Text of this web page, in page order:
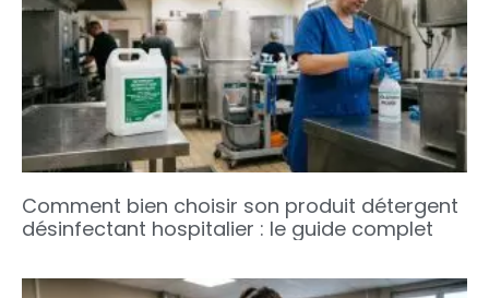
Comment bien choisir son produit détergent
désinfectant hospitalier : le guide complet